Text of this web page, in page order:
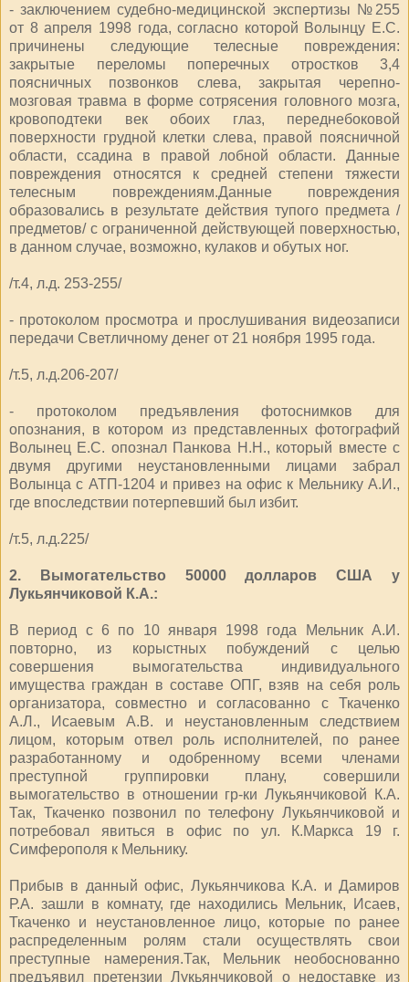
- заключением судебно-медицинской экспертизы №255
от 8 апреля 1998 года, согласно которой Волынцу Е.С.
причинены следующие телесные повреждения:
закрытые переломы поперечных отростков 3,4
поясничных позвонков слева, закрытая черепно-
мозговая травма в форме сотрясения головного мозга,
кровоподтеки век обоих глаз, переднебоковой
поверхности грудной клетки слева, правой поясничной
области, ссадина в правой лобной области. Данные
повреждения относятся к средней степени тяжести
телесным повреждениям.Данные повреждения
образовались в результате действия тупого предмета /
предметов/ с ограниченной действующей поверхностью,
в данном случае, возможно, кулаков и обутых ног.
/т.4, л.д. 253-255/
- протоколом просмотра и прослушивания видеозаписи
передачи Светличному денег от 21 ноября 1995 года.
/т.5, л.д.206-207/
- протоколом предъявления фотоснимков для
опознания, в котором из представленных фотографий
Волынец Е.С. опознал Панкова Н.Н., который вместе с
двумя другими неустановленными лицами забрал
Волынца с АТП-1204 и привез на офис к Мельнику А.И.,
где впоследствии потерпевший был избит.
/т.5, л.д.225/
2. Вымогательство 50000 долларов США у
Лукьянчиковой К.А.:
В период с 6 по 10 января 1998 года Мельник А.И.
повторно, из корыстных побуждений с целью
совершения вымогательства индивидуального
имущества граждан в составе ОПГ, взяв на себя роль
организатора, совместно и согласованно с Ткаченко
А.Л., Исаевым А.В. и неустановленным следствием
лицом, которым отвел роль исполнителей, по ранее
разработанному и одобренному всеми членами
преступной группировки плану, совершили
вымогательство в отношении гр-ки Лукьянчиковой К.А.
Так, Ткаченко позвонил по телефону Лукьянчиковой и
потребовал явиться в офис по ул. К.Маркса 19 г.
Симферополя к Мельнику.
Прибыв в данный офис, Лукьянчикова К.А. и Дамиров
Р.А. зашли в комнату, где находились Мельник, Исаев,
Ткаченко и неустановленное лицо, которые по ранее
распределенным ролям стали осуществлять свои
преступные намерения.Так, Мельник необоснованно
предъявил претензии Лукьянчиковой о недоставке из